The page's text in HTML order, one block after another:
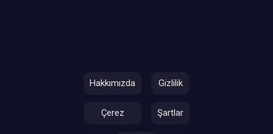
Hakkımızda Gizlilik
Çerez Şartlar